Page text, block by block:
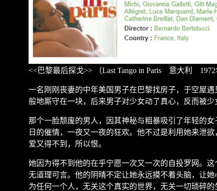
<<巴黎最后探戈>> （Last Tango in Paris 意大利 1972
一名刚刚丧妻的中年美国男子在巴黎找房子，于空屋
般地厮守在一块，后来男子对少女动了真心，反而被少
那个一脸颓废的男人，因其神秘与粗暴吸引了年轻的
日的催情，一夜又一夜的狂欢。他不过是利用她来泄
爱又得不到，所以恨。
她因为得不到他的在乎宁愿一次又一次的自投罗网。
无道理可言。他的阴晴不定让她永远摸不着头脑，让
为任何一个人，无关这个真实的世界，无关一切琐碎